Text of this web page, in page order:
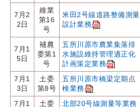
7月2
2日
維業
第16
号
米田2号線道路整備測量
設計業務
7月1
5日
補農
委第1
号
五所川原市農業集落排
水施設維持管理適正化
計画策定業務
7月1
3日
土委
第8号
五所川原市橋梁定期点
検業務
7月1
土委
北部20号線測量等業務